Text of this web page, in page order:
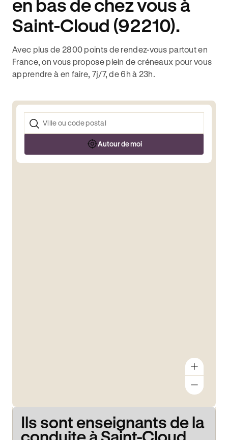
en bas de chez vous à
Saint-Cloud (92210).
Avec plus de 2800 points de rendez-vous partout en
France, on vous propose plein de créneaux pour vous
apprendre à en faire, 7j/7, de 6h à 23h.
Autour de moi
Ils sont enseignants de la